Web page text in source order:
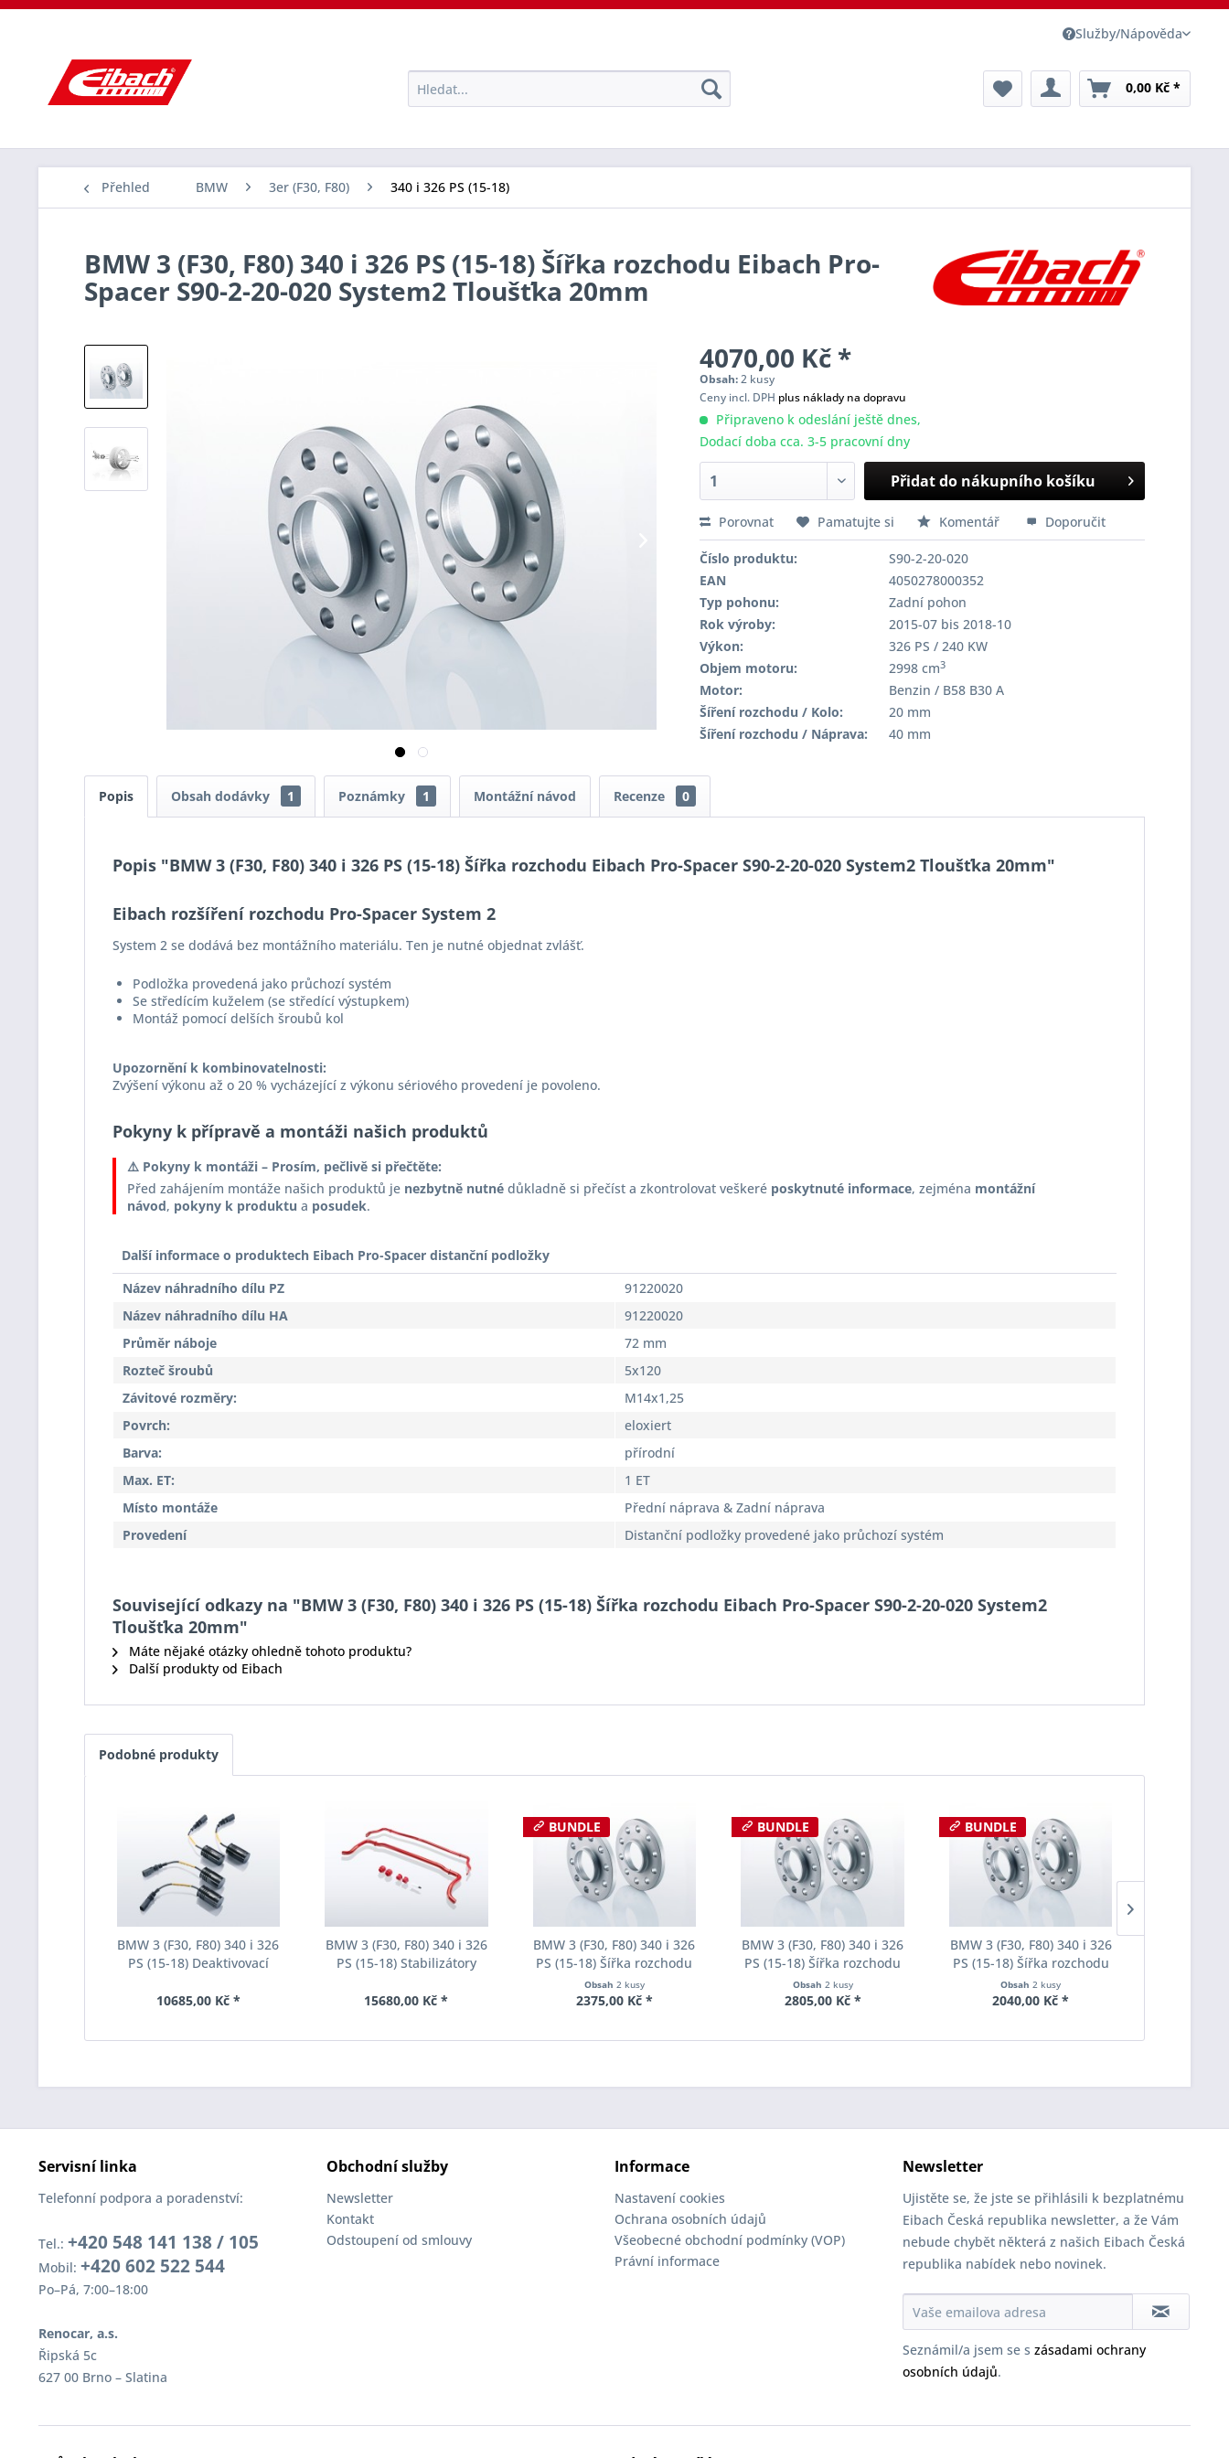
Služby/Nápověda
0,00 Kč *
Přehled BMW 3er (F30, F80) 340 i 326 PS (15-18)
BMW 3 (F30, F80) 340 i 326 PS (15-18) Šířka rozchodu Eibach Pro-
Spacer S90-2-20-020 System2 Tloušťka 20mm
4070,00 Kč *
Obsah:2 kusy
Ceny incl. DPH plus náklady na dopravu
Připraveno k odeslání ještě dnes,
Dodací doba cca. 3-5 pracovní dny
Přidat do nákupního košíku
Porovnat Pamatujte si Komentář Doporučit
Číslo produktu:
S90-2-20-020
EAN
4050278000352
Typ pohonu:
Zadní pohon
Rok výroby:
2015-07 bis 2018-10
Výkon:
326 PS / 240 KW
Objem motoru:
2998 cm3
Motor:
Benzin / B58 B30 A
Šíření rozchodu / Kolo:
20 mm
Šíření rozchodu / Náprava:
40 mm
Popis Obsah dodávky 1 Poznámky 1 Montážní návod Recenze 0
Popis "BMW 3 (F30, F80) 340 i 326 PS (15-18) Šířka rozchodu Eibach Pro-Spacer S90-2-20-020 System2 Tloušťka 20mm"
Eibach rozšíření rozchodu Pro-Spacer System 2
System 2 se dodává bez montážního materiálu. Ten je nutné objednat zvlášť.
Podložka provedená jako průchozí systém
Se středícím kuželem (se středící výstupkem)
Montáž pomocí delších šroubů kol
Upozornění k kombinovatelnosti:
Zvýšení výkonu až o 20 % vycházející z výkonu sériového provedení je povoleno.
Pokyny k přípravě a montáži našich produktů
⚠️ Pokyny k montáži – Prosím, pečlivě si přečtěte:
Před zahájením montáže našich produktů je nezbytně nutné důkladně si přečíst a zkontrolovat veškeré poskytnuté informace, zejména montážní
návod, pokyny k produktu a posudek.
Další informace o produktech Eibach Pro-Spacer distanční podložky
Název náhradního dílu PZ
91220020
Název náhradního dílu HA
91220020
Průměr náboje
72 mm
Rozteč šroubů
5x120
Závitové rozměry:
M14x1,25
Povrch:
eloxiert
Barva:
přírodní
Max. ET:
1 ET
Místo montáže
Přední náprava & Zadní náprava
Provedení
Distanční podložky provedené jako průchozí systém
Související odkazy na "BMW 3 (F30, F80) 340 i 326 PS (15-18) Šířka rozchodu Eibach Pro-Spacer S90-2-20-020 System2
Tloušťka 20mm"
Máte nějaké otázky ohledně tohoto produktu?
Další produkty od Eibach
Podobné produkty
BMW 3 (F30, F80) 340 i 326
PS (15-18) Deaktivovací
AM65-20-030-01-22
10685,00 Kč *
BMW 3 (F30, F80) 340 i 326
PS (15-18) Stabilizátory
031-01-11
15680,00 Kč *
BUNDLE
BMW 3 (F30, F80) 340 i 326
PS (15-18) Šířka rozchodu
Eibach Pro-Spacer S90-2-10-
004 System2 Tloušťka 10mm
Obsah 2 kusy
2375,00 Kč *
BUNDLE
BMW 3 (F30, F80) 340 i 326
PS (15-18) Šířka rozchodu
Eibach Pro-Spacer S90-2-12-
002 System2 Tloušťka 12mm
Obsah 2 kusy
2805,00 Kč *
BUNDLE
BMW 3 (F30, F80) 340 i 326
PS (15-18) Šířka rozchodu
Eibach Pro-Spacer S90-2-15-
001 System2 Tloušťka 15mm
Obsah2 kusy
2040,00 Kč *
Servisní linka
Telefonní podpora a poradenství:
Tel.: +420 548 141 138 / 105
Mobil: +420 602 522 544
Po–Pá, 7:00–18:00
Renocar, a.s.
Řipská 5c
627 00 Brno – Slatina
Obchodní služby
Newsletter
Kontakt
Odstoupení od smlouvy
Informace
Nastavení cookies
Ochrana osobních údajů
Všeobecné obchodní podmínky (VOP)
Právní informace
Newsletter
Ujistěte se, že jste se přihlásili k bezplatnému
Eibach Česká republika newsletter, a že Vám
nebude chybět některá z našich Eibach Česká
republika nabídek nebo novinek.
Seznámil/a jsem se s zásadami ochrany
osobních údajů.